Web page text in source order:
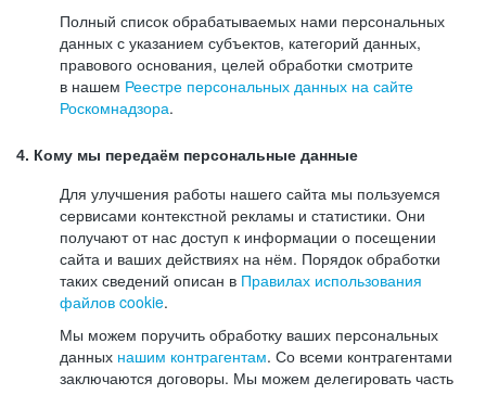
Полный список обрабатываемых нами персональных
данных с указанием субъектов, категорий данных,
правового основания, целей обработки смотрите
в нашем Реестре персональных данных на сайте
Роскомнадзора.
4. Кому мы передаём персональные данные
Для улучшения работы нашего сайта мы пользуемся
сервисами контекстной рекламы и статистики. Они
получают от нас доступ к информации о посещении
сайта и ваших действиях на нём. Порядок обработки
таких сведений описан в Правилах использования
файлов cookie.
Мы можем поручить обработку ваших персональных
данных нашим контрагентам. Со всеми контрагентами
заключаются договоры. Мы можем делегировать часть